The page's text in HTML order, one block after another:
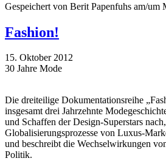
Gespeichert von Berit Papenfuhs am/um
Fashion!
15. Oktober 2012
30 Jahre Mode
Die dreiteilige Dokumentationsreihe
insgesamt drei Jahrzehnte
und Schaffen der Design-Superstars
Globalisierungsprozesse von Luxus-
und beschreibt die Wechselwirkungen
Politik.